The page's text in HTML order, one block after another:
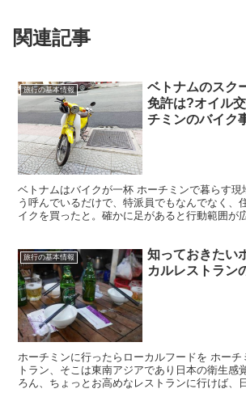
関連記事
旅行の基本情報
ベトナムのスク
免許は?オイル
チミンのバイク
ベトナムはバイクが一杯 ホーチミンで暮らす現
う呼んでいるだけで、特派員でもなんでなく、
イクを買ったと。確かに足があると行動範囲が
旅行の基本情報
知っておきたい
カルレストラン
ホーチミンに行ったらローカルフードを ホーチ
トラン、そこは東南アジアであり日本の衛生感
ろん、ちょっとお高めなレストランに行けば、